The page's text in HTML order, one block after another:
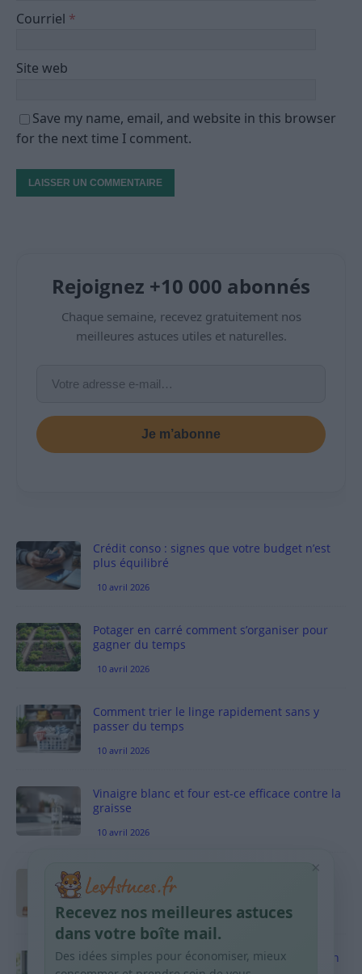
Courriel *
Site web
Save my name, email, and website in this browser
for the next time I comment.
Rejoignez +10 000 abonnés
Chaque semaine, recevez gratuitement nos
meilleures astuces utiles et naturelles.
Je m’abonne
Crédit conso : signes que votre budget n’est
plus équilibré
10 avril 2026
Potager en carré comment s’organiser pour
gagner du temps
10 avril 2026
Comment trier le linge rapidement sans y
passer du temps
10 avril 2026
Vinaigre blanc et four est-ce efficace contre la
graisse
10 avril 2026
Taches pigmentaires : routine simple +
habitudes qui aident
9 avril 2026
Produits ménagers : comment économiser en
×
Recevez nos meilleures astuces
dans votre boîte mail.
Des idées simples pour économiser, mieux